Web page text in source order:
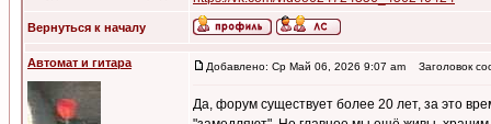
Вернуться к началу
Автомат и гитара Добавлено: Ср Май 06, 2026 9:07 am Заголовок
Да, форум существует более 20 лет, за это